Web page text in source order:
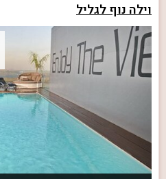
וילה נוף לגליל